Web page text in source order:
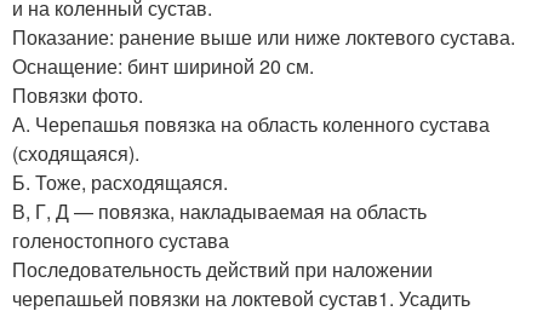
и на коленный сустав.
Показание: ранение выше или ниже локтевого сустава.
Оснащение: бинт шириной 20 см.
Повязки фото.
А. Черепашья повязка на область коленного сустава
(сходящаяся).
Б. Тоже, расходящаяся.
В, Г, Д — повязка, накладываемая на область
голеностопного сустава
Последовательность действий при наложении
черепашьей повязки на локтевой сустав1. Усадить